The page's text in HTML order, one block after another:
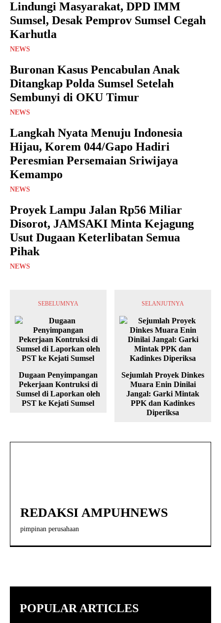
Lindungi Masyarakat, DPD IMM
Sumsel, Desak Pemprov Sumsel Cegah
Karhutla
NEWS
Buronan Kasus Pencabulan Anak
Ditangkap Polda Sumsel Setelah
Sembunyi di OKU Timur
NEWS
Langkah Nyata Menuju Indonesia
Hijau, Korem 044/Gapo Hadiri
Peresmian Persemaian Sriwijaya
Kemampo
NEWS
Proyek Lampu Jalan Rp56 Miliar
Disorot, JAMSAKI Minta Kejagung
Usut Dugaan Keterlibatan Semua
Pihak
NEWS
SEBELUMNYA
Dugaan Penyimpangan
Pekerjaan Kontruksi di
Sumsel di Laporkan oleh
PST ke Kejati Sumsel
SELANJUTNYA
Sejumlah Proyek Dinkes
Muara Enin Dinilai
Jangal: Garki Mintak
PPK dan Kadinkes
Diperiksa
REDAKSI AMPUHNEWS
pimpinan perusahaan
POPULAR ARTICLES